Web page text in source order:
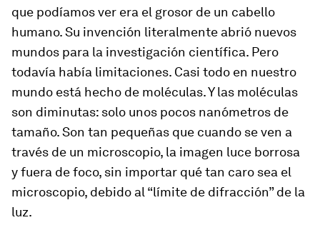
que podíamos ver era el grosor de un cabello
humano. Su invención literalmente abrió nuevos
mundos para la investigación científica. Pero
todavía había limitaciones. Casi todo en nuestro
mundo está hecho de moléculas. Y las moléculas
son diminutas: solo unos pocos nanómetros de
tamaño. Son tan pequeñas que cuando se ven a
través de un microscopio, la imagen luce borrosa
y fuera de foco, sin importar qué tan caro sea el
microscopio, debido al “límite de difracción” de la
luz.